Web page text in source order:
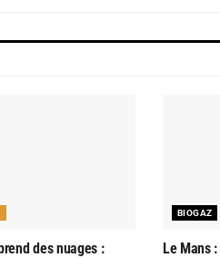
des nuages :
BIOGAZ
Le Mans :